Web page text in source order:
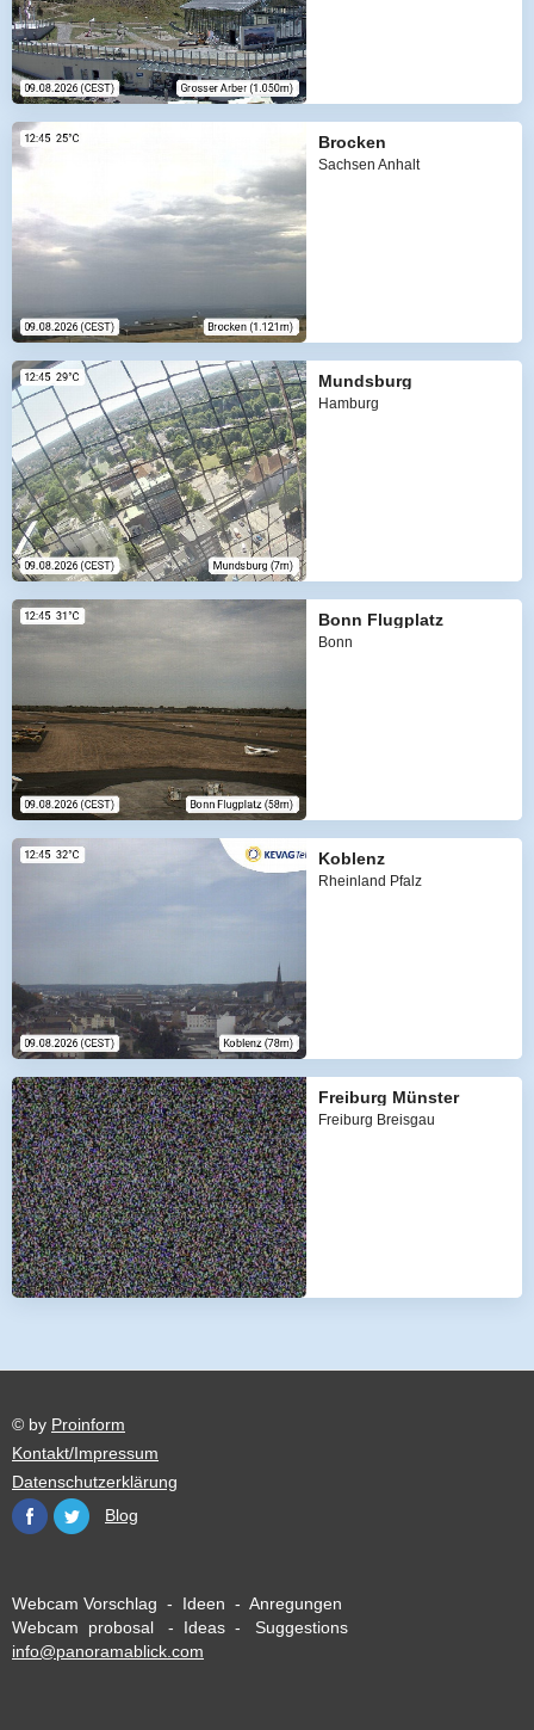
Brocken
Sachsen Anhalt
Mundsburg
Hamburg
Bonn Flugplatz
Bonn
Koblenz
Rheinland Pfalz
Freiburg Münster
Freiburg Breisgau
© by Proinform
Kontakt/Impressum
Datenschutzerklärung
Blog
Webcam Vorschlag - Ideen - Anregungen
Webcam probosal - Ideas - Suggestions
info@panoramablick.com